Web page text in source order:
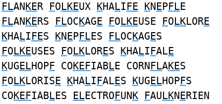
FLANKER FOLKEUX KHALIFE KNEPFLE
FLANKERS FLOCKAGE FOLKEUSE FOLKLORE
KHALIFES KNEPFLES FLOCKAGES
FOLKEUSES FOLKLORES KHALIFALE
KUGELHOPF COKEFIABLE CORNFLAKES
FOLKLORISE KHALIFALES KUGELHOPFS
COKEFIABLES ELECTROFUNK FAULKNERIEN